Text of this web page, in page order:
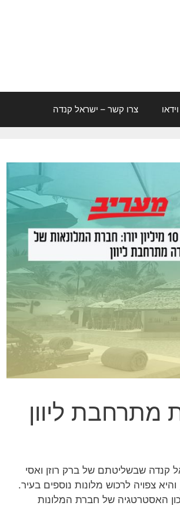
צרו קשר – ישראל קנדה
מתרחבת ליוון
קנדה שבשליטתם של ברק רוזן ואסי
צפויה לרכוש מלונות נוספים בעיר.
לאחר עדכון האסטרטגיה של חברת המלונות